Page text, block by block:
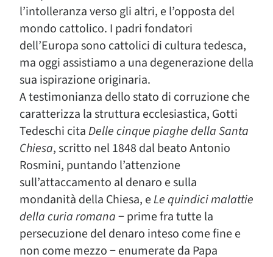
l’intolleranza verso gli altri, e l’opposta del
mondo cattolico. I padri fondatori
dell’Europa sono cattolici di cultura tedesca,
ma oggi assistiamo a una degenerazione della
sua ispirazione originaria.
A testimonianza dello stato di corruzione che
caratterizza la struttura ecclesiastica, Gotti
Tedeschi citaDelle cinque piaghe della Santa
Chiesa, scritto nel 1848 dal beato Antonio
Rosmini, puntando l’attenzione
sull’attaccamento al denaro e sulla
mondanità della Chiesa, eLe quindici malattie
della curia romana− prime fra tutte la
persecuzione del denaro inteso come fine e
non come mezzo − enumerate da Papa